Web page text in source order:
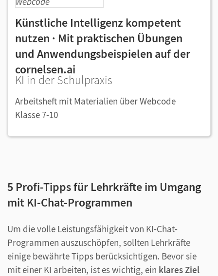
Künstliche Intelligenz kompetent
nutzen · Mit praktischen Übungen
und Anwendungsbeispielen auf der
cornelsen.ai
KI in der Schulpraxis
Arbeitsheft mit Materialien über Webcode
Klasse 7-10
5 Profi-Tipps für Lehrkräfte im Umgang
mit KI-Chat-Programmen
Um die volle Leistungsfähigkeit von KI-Chat-
Programmen auszuschöpfen, sollten Lehrkräfte
einige bewährte Tipps berücksichtigen. Bevor sie
mit einer KI arbeiten, ist es wichtig, ein klares Ziel